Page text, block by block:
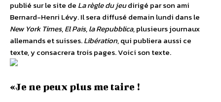
publié sur le site de La règle du jeudirigé par son ami
Bernard-Henri Lévy. Il sera diffusé demain lundi dans le
New York Times,El Pais,la Repubblica, plusieurs journaux
allemands et suisses.Libération, qui publiera aussi ce
texte, y consacrera trois pages. Voici son texte.
«Je ne peux plus me taire !